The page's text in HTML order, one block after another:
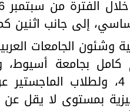
إلى جانب اثنين
وشئون الجامعات
كامل بجامعة أسيوط،